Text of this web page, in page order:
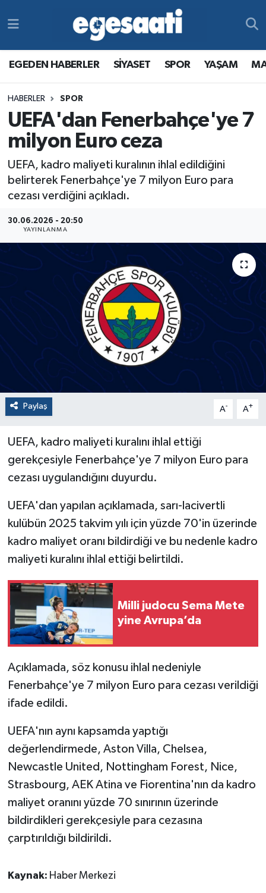
EGEDEN HABERLER SİYASET SPOR YAŞAM
HABERLER SPOR
UEFA'dan Fenerbahçe'ye 7
milyon Euro ceza
UEFA, kadro maliyeti kuralının ihlal edildiğini
belirterek Fenerbahçe'ye 7 milyon Euro para
cezası verdiğini açıkladı.
30.06.2026 - 20:50
YAYINLANMA
Paylaş A- A+
UEFA, kadro maliyeti kuralını ihlal ettiği
gerekçesiyle Fenerbahçe'ye 7 milyon Euro para
cezası uygulandığını duyurdu.
UEFA'dan yapılan açıklamada, sarı-lacivertli
kulübün 2025 takvim yılı için yüzde 70'in üzerinde
kadro maliyet oranı bildirdiği ve bu nedenle kadro
maliyeti kuralını ihlal ettiği belirtildi.
Milli judocu Sema Mete
yine Avrupa’da
Açıklamada, söz konusu ihlal nedeniyle
Fenerbahçe'ye 7 milyon Euro para cezası verildiği
ifade edildi.
UEFA'nın aynı kapsamda yaptığı
değerlendirmede, Aston Villa, Chelsea,
Newcastle United, Nottingham Forest, Nice,
Strasbourg, AEK Atina ve Fiorentina'nın da kadro
maliyet oranını yüzde 70 sınırının üzerinde
bildirdikleri gerekçesiyle para cezasına
çarptırıldığı bildirildi.
Kaynak: Haber Merkezi
MAGAZİN
RESMİ REKLAMLAR
YAŞAM
MAGAZİN
RESMİ REKLAMLAR
Egemax TV
Tüm Manşetler
Son Dakika Haberleri
Haber Arşivi